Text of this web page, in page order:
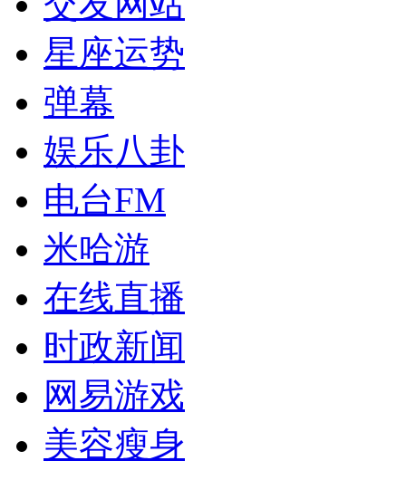
星座运势
弹幕
娱乐八卦
电台FM
米哈游
在线直播
时政新闻
网易游戏
美容瘦身